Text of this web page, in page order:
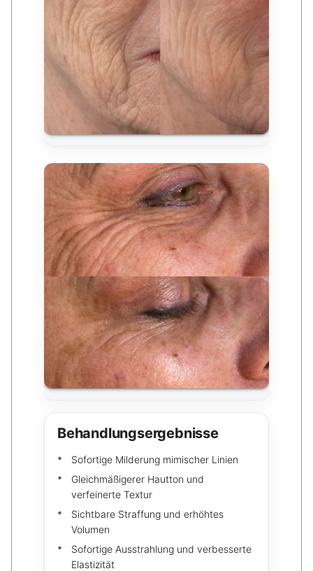
Behandlungsergebnisse
Sofortige Milderung mimischer Linien
Gleichmäßigerer Hautton und
verfeinerte Textur
Sichtbare Straffung und erhöhtes
Volumen
Sofortige Ausstrahlung und verbesserte
Elastizität